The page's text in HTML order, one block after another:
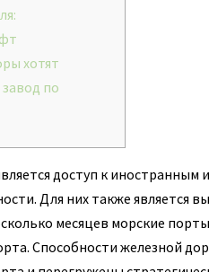
хотят
по
доступ к
Для них также является
месяцев морские
Способности железной